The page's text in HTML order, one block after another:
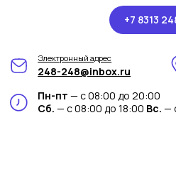
+7 8313 248 248
Пн-пт — с 08:00 до 20:00
Сб.— с 08:00 до 18:00Вс.— с 08:00 до 15:00